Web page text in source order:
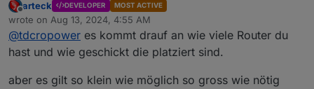
diesen Stick denn unter zigbee2mqtt einstellen?
Offline
arteck DEVELOPER MOST ACTIVE
wrote on Aug 13, 2024, 4:55 AM
last edited by
@tdcropower es kommt drauf an wie viele Router du
hast und wie geschickt die platziert sind.
aber es gilt so klein wie möglich so gross wie nötig